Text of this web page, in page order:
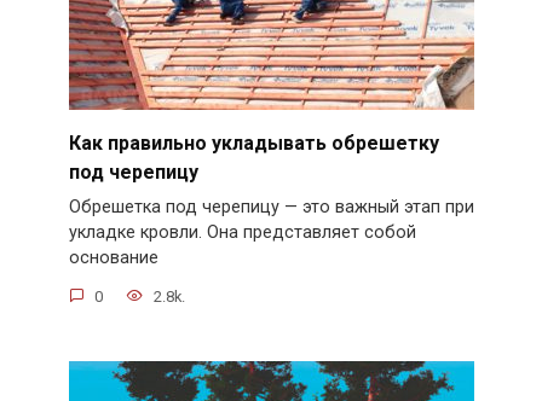
Как правильно укладывать обрешетку
под черепицу
Обрешетка под черепицу — это важный этап при
укладке кровли. Она представляет собой
основание
0 2.8k.